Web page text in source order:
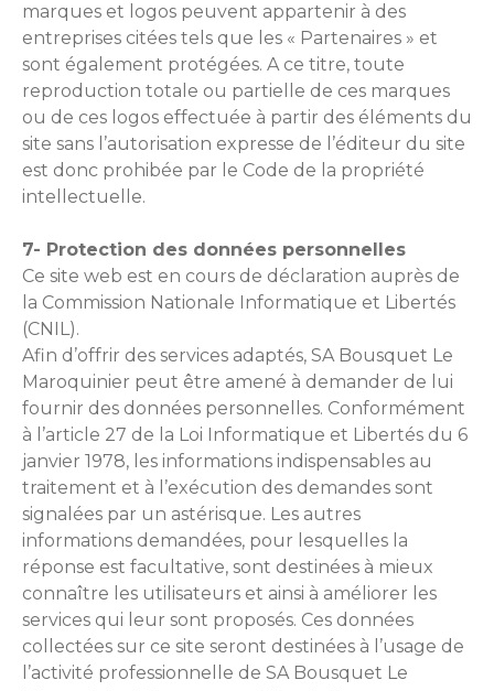
marques et logos peuvent appartenir à des
entreprises citées tels que les « Partenaires » et
sont également protégées. A ce titre, toute
reproduction totale ou partielle de ces marques
ou de ces logos effectuée à partir des éléments du
site sans l’autorisation expresse de l’éditeur du site
est donc prohibée par le Code de la propriété
intellectuelle.
7- Protection des données personnelles
Ce site web est en cours de déclaration auprès de
la Commission Nationale Informatique et Libertés
(CNIL).
Afin d’offrir des services adaptés, SA Bousquet Le
Maroquinier peut être amené à demander de lui
fournir des données personnelles. Conformément
à l’article 27 de la Loi Informatique et Libertés du 6
janvier 1978, les informations indispensables au
traitement et à l’exécution des demandes sont
signalées par un astérisque. Les autres
informations demandées, pour lesquelles la
réponse est facultative, sont destinées à mieux
connaître les utilisateurs et ainsi à améliorer les
services qui leur sont proposés. Ces données
collectées sur ce site seront destinées à l’usage de
l’activité professionnelle de SA Bousquet Le